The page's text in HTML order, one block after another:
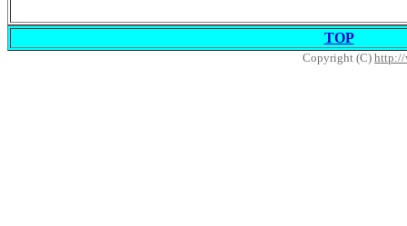
TOP
Copyright (C) http://